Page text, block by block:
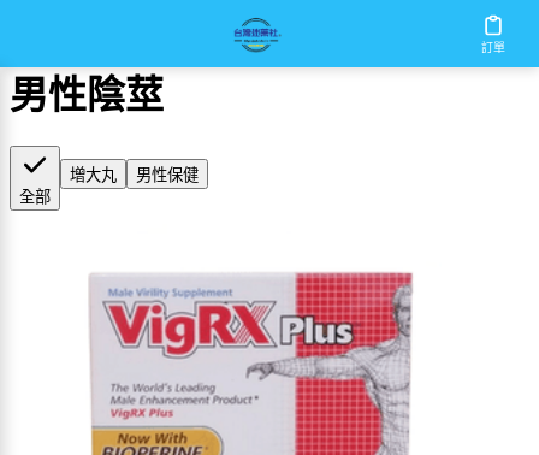
訂單
男性陰莖
全部
增大丸 男性保健